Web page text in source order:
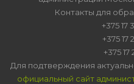
Контакты для
+375 17
+375 17
+375 17
Для подтверждения
официальный сайт